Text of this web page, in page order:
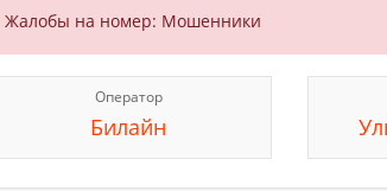
Жалобы на номер: Мошенники
Оператор
Билайн